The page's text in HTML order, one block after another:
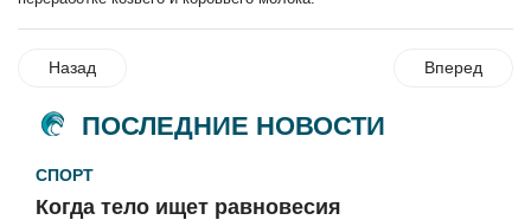
Назад Вперед
ПОСЛЕДНИЕ НОВОСТИ
СПОРТ
Когда тело ищет равновесия